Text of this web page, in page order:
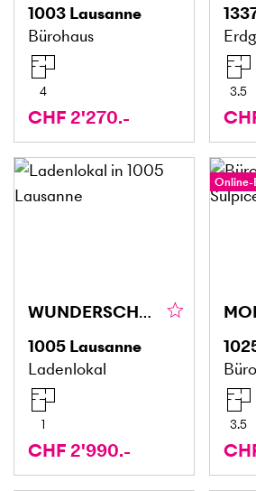
1003 Lausanne
Bürohaus
4
CHF 2'270.-
3.5
WUNDERSCHÖN UND QUALITATIV
1005 Lausanne
Ladenlokal
1
CHF 2'990.-
Online-
3.5